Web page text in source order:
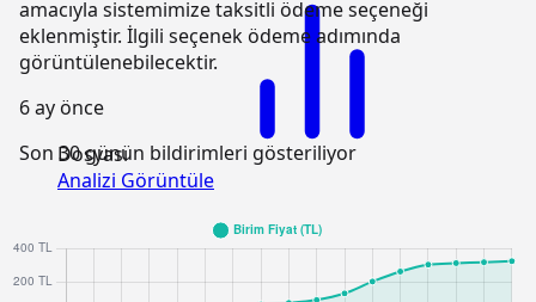
amacıyla sistemimize taksitli ödeme seçeneği
eklenmiştir. İlgili seçenek ödeme adımında
görüntülenebilecektir.
6 ay önce
Son 30 günün bildirimleri gösteriliyor
Dosyası
Analizi Görüntüle